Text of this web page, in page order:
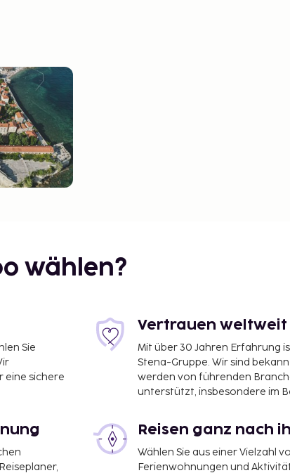
wählen?
Sie
eine sichere
Vertrauen weltweit
Mit über 30 Jahren Erfahrung
Stena-Gruppe. Wir sind
werden von führenden
unterstützt, insbesondere im
Reisen ganz nach
Wählen Sie aus einer Vielzahl
Ferienwohnungen und